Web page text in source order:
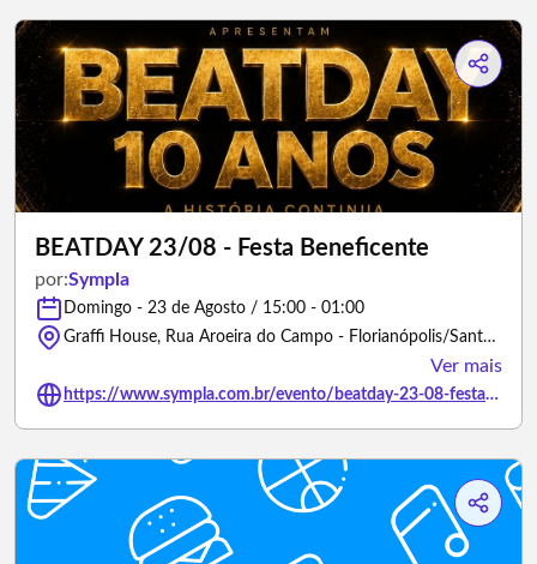
BEATDAY 23/08 - Festa Beneficente
por:Sympla
Domingo - 23 de Agosto / 15:00 - 01:00
Graffi House, Rua Aroeira do Campo - Florianópolis/Santa Catarina
Ver mais
https://www.sympla.com.br/evento/beatday-23-08-festa-beneficente/3466389